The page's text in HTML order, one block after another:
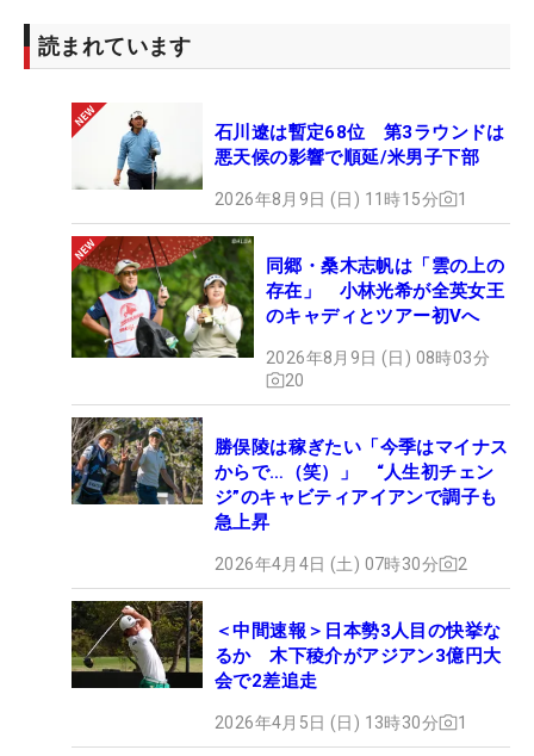
読まれています
石川遼は暫定68位 第3ラウンドは
悪天候の影響で順延/米男子下部
2026年8月9日 (日) 11時15分 1
同郷・桑木志帆は「雲の上の
存在」 小林光希が全英女王
のキャディとツアー初Vへ
2026年8月9日 (日) 08時03分
20
勝俣陵は稼ぎたい「今季はマイナス
からで…（笑）」 “人生初チェン
ジ”のキャビティアイアンで調子も
急上昇
2026年4月4日 (土) 07時30分 2
＜中間速報＞日本勢3人目の快挙な
るか 木下稜介がアジアン3億円大
会で2差追走
2026年4月5日 (日) 13時30分 1